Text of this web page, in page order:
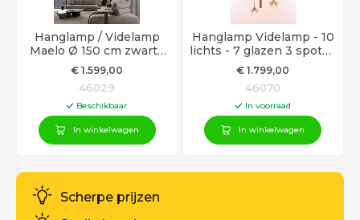
Hanglamp / Videlamp
Maelo Ø 150 cm zwarte
LED ringen
€ 1.599,00
46029
Beschikbaar
In winkelwagen
Hanglamp Videlamp - 10
lichts - 7 glazen 3 spots -
Beige kleur
€ 1.799,00
46070
In voorraad
In winkelwagen
Scherpe prijzen